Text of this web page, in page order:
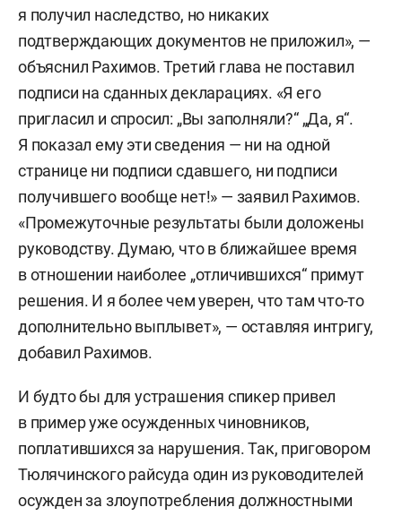
я получил наследство, но никаких
подтверждающих документов не приложил», —
объяснил Рахимов. Третий глава не поставил
подписи на сданных декларациях. «Я его
пригласил и спросил: „Вы заполняли?“ „Да, я“.
Я показал ему эти сведения — ни на одной
странице ни подписи сдавшего, ни подписи
получившего вообще нет!» — заявил Рахимов.
«Промежуточные результаты были доложены
руководству. Думаю, что в ближайшее время
в отношении наиболее „отличившихся“ примут
решения. И я более чем уверен, что там что-то
дополнительно выплывет», — оставляя интригу,
добавил Рахимов.
И будто бы для устрашения спикер привел
в пример уже осужденных чиновников,
поплатившихся за нарушения. Так, приговором
Тюлячинского райсуда один из руководителей
осужден за злоупотребления должностными